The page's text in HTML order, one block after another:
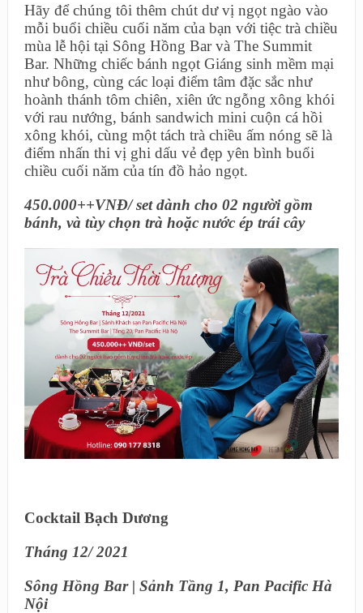
Hãy để chúng tôi thêm chút dư vị ngọt ngào vào
mỗi buổi chiều cuối năm của bạn với tiệc trà chiều
mùa lễ hội tại Sông Hồng Bar và The Summit
Bar. Những chiếc bánh ngọt Giáng sinh mềm mại
như bông, cùng các loại điểm tâm đặc sắc như
hoành thánh tôm chiên, xiên ức ngỗng xông khói
với rau nướng, bánh sandwich mini cuộn cá hồi
xông khói, cùng một tách trà chiều ấm nóng sẽ là
điểm nhấn thi vị ghi dấu vẻ đẹp yên bình buổi
chiều cuối năm của tín đồ hảo ngọt.
450.000++VNĐ/ set dành cho 02 người gồm
bánh, và tùy chọn trà hoặc nước ép trái cây
Cocktail Bạch Dương
Tháng 12/ 2021
Sông Hồng Bar | Sảnh Tầng 1, Pan Pacific Hà
Nội